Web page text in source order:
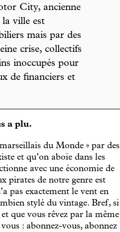
City, ancienne
la ville est
mais par des
crise, collectifs
inoccupés pour
de financiers et
a plu.
du Monde » par des
et qu’on aboie dans les
avec une économie de
pirates de notre genre est
pas exactement le vent en
stylé du vintage. Bref, si
que vous rêvez par la même
: abonnez-vous, abonnez